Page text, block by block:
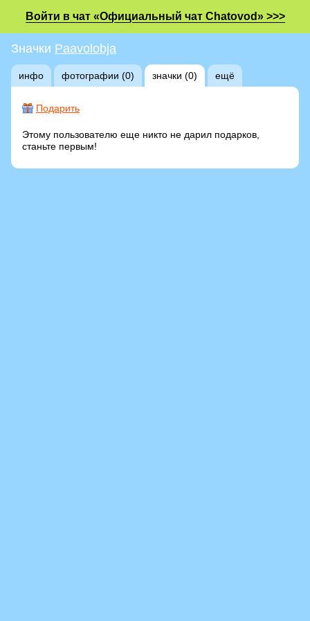
Войти в чат «Официальный чат Chatovod» >>>
Значки Paavolobja
инфо фотографии (0) значки (0) ещё
Подарить
Этому пользователю еще никто не дарил подарков,
станьте первым!